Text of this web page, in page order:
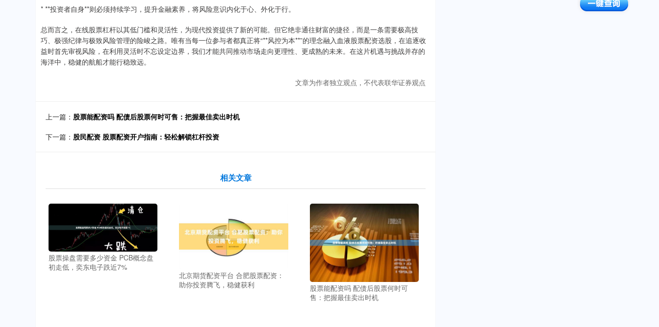
* **投资者自身**则必须持续学习，提升金融素养，将风险意识内化于心、外化于行。
总而言之，在线股票杠杆以其低门槛和灵活性，为现代投资提供了新的可能。但它绝非通往财富的捷径，而是一条需要极高技
巧、极强纪律与极致风险管理的险峻之路。唯有当每一位参与者都真正将“**风控为本**”的理念融入血液股票配资选股，在追逐收
益时首先审视风险，在利用灵活时不忘设定边界，我们才能共同推动市场走向更理性、更成熟的未来。在这片机遇与挑战并存的
海洋中，稳健的航船才能行稳致远。
文章为作者独立观点，不代表联华证券观点
上一篇： 股票能配资吗 配债后股票何时可售：把握最佳卖出时机
下一篇： 股民配资 股票配资开户指南：轻松解锁杠杆投资
相关文章
股票操盘需要多少资金 PCB概念盘
初走低，奕东电子跌近7%
北京期货配资平台 合肥股票配资：
助你投资腾飞，稳健获利
股票能配资吗 配债后股票何时可
售：把握最佳卖出时机